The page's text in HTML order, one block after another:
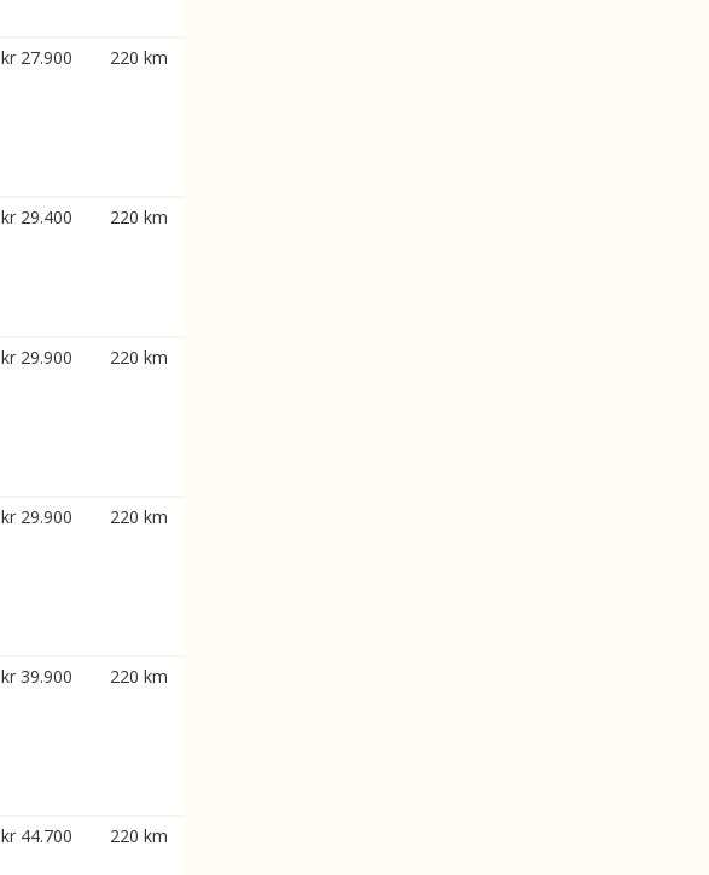
kr 27.900 220 km
kr 29.400 220 km
kr 29.900 220 km
kr 29.900 220 km
kr 39.900 220 km
kr 44.700 220 km